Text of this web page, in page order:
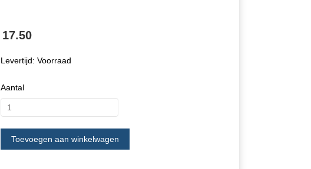
17.50
Levertijd: Voorraad
Aantal